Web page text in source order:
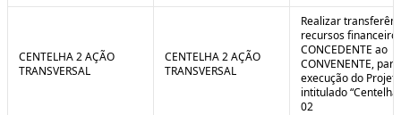
CENTELHA 2 AÇÃO
TRANSVERSAL
CENTELHA 2 AÇÃO
TRANSVERSAL
Realizar
recursos
CONCEDENTE ao
CONVENENTE,
execução do Projeto
intitulado
02